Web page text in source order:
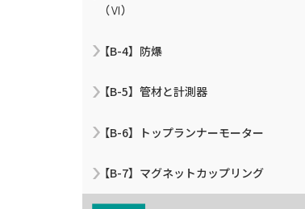
（Ⅵ）
【B-4】防爆
【B-5】管材と計測器
【B-6】トップランナーモーター
【B-7】マグネットカップリング